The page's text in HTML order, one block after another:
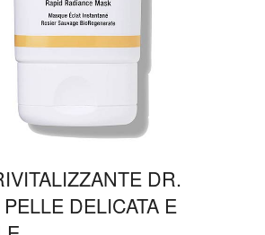
DR.
DELICATA E